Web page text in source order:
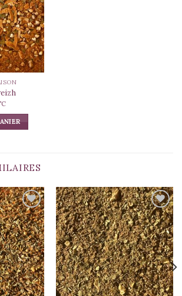
Ajouter
à la liste
d’envies
Ajouter
à la liste
d’envies
Ajouter
à la liste
d’envies